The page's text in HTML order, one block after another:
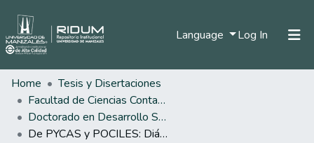
Language Log In (current)
Home
Tesis y Disertaciones
Facultad de Ciencias Contables Económicas y Administrativas
Doctorado en Desarrollo Sostenible
De PYCAS y POCILES: Diálogo intercultural entre la racionalidad ambiental ancestral y la occidental contrahegemónica. Crítica al desarrollo capitalista hegemónico. El caso del Ilé Ogún y Yemayá